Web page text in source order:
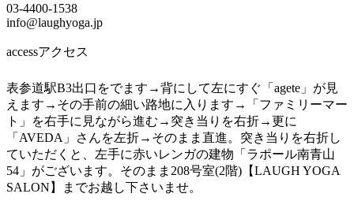
03-4400-1538
info@laughyoga.jp
accessアクセス
表参道駅B3出口をでます→背にして左にすぐ「agete」が見
えます→その手前の細い路地に入ります→「ファミリーマー
ト」を右手に見ながら進む→突き当りを右折→更に
「AVEDA」さんを左折→そのまま直進。突き当りを右折し
ていただくと、左手に赤いレンガの建物「ラポール南青山
54」がございます。そのまま208号室(2階)【LAUGH YOGA
SALON】までお越し下さいませ。